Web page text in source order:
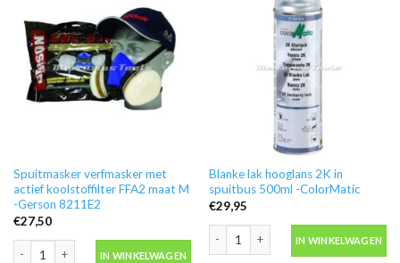
Spuitmasker verfmasker met
actief koolstoffilter FFA2 maat M
-Gerson 8211E2
€27,50
Spuitmasker verfmasker met actief koolstoffilter FFA2 maat M -Gerson
IN WINKELWAGEN
Blanke lak hooglans 2K in
spuitbus 500ml -ColorMatic
€29,95
IN WINKELWAGEN